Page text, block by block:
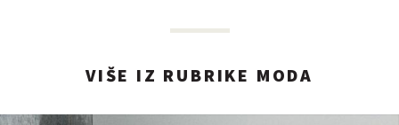
VIŠE IZ RUBRIKE MODA